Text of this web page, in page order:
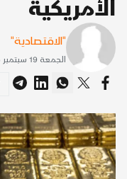
الأمريكية
"الاقتصادية"
الجمعة 19 سبتمبر 2025 9:28